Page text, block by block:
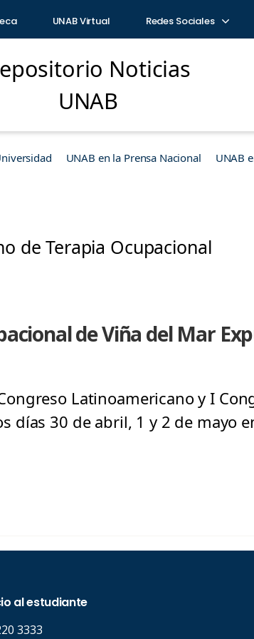
UNAB Virtual Redes Sociales
Noticias
UNAB
UNAB en la Prensa Nacional UNAB
de Terapia Ocupacional
de Viña del Mar
Latinoamericano y I
días 30 de abril, 1 y 2 de mayo